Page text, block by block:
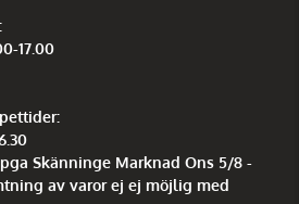
17.00
Skänninge Marknad Ons 5/8 -
av varor ej ej möjlig med